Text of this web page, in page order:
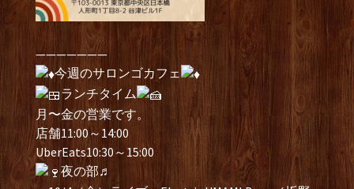
———————
今週のサロンゴカフェ
ランチタイム
​月〜金の営業です。
店舗11:00～14:00
UberEats10:30～15:00
夜の部♬